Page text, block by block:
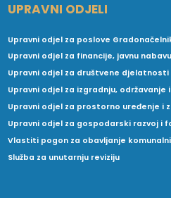
UPRAVNI ODJELI
Upravni odjel za poslove
Upravni odjel za financije, javnu
Upravni odjel za društvene djelatnosti
Upravni odjel za izgradnju,
Upravni odjel za prostorno uređenje i
Upravni odjel za gospodarski razvoj i
Vlastiti pogon za obavljanje
Služba za unutarnju reviziju